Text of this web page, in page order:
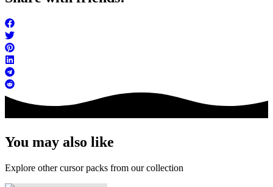
You may also like
Explore other cursor packs from our collection